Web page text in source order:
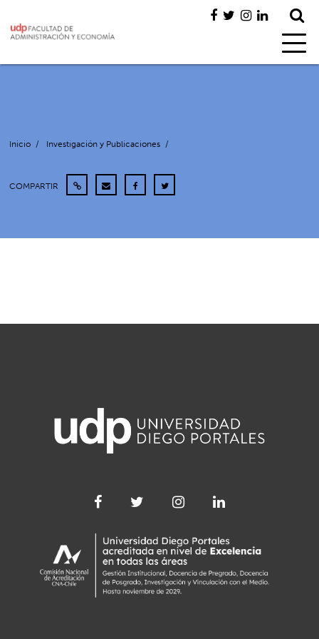
Inicio / Investigación y Publicaciones /
COMPARTIR